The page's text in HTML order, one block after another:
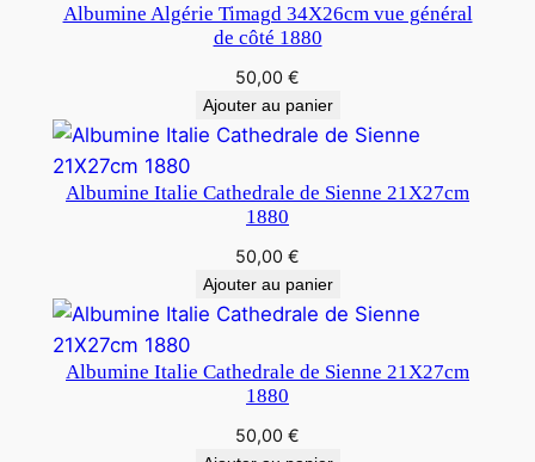
Albumine Algérie Timagd 34X26cm vue général
de côté 1880
50,00 €
Ajouter au panier
Albumine Italie Cathedrale de Sienne 21X27cm
1880
50,00 €
Ajouter au panier
Albumine Italie Cathedrale de Sienne 21X27cm
1880
50,00 €